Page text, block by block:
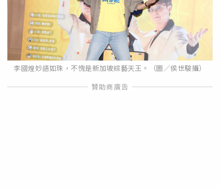
李國煌妙語如珠，不愧是新加坡綜藝天王。（圖／侯世駿攝）